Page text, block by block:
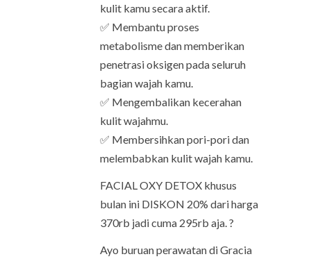
kulit kamu secara aktif.
✅ Membantu proses
metabolisme dan memberikan
penetrasi oksigen pada seluruh
bagian wajah kamu.
✅ Mengembalikan kecerahan
kulit wajahmu.
✅ Membersihkan pori-pori dan
melembabkan kulit wajah kamu.
FACIAL OXY DETOX khusus
bulan ini DISKON 20% dari harga
370rb jadi cuma 295rb aja. ?
Ayo buruan perawatan di Gracia